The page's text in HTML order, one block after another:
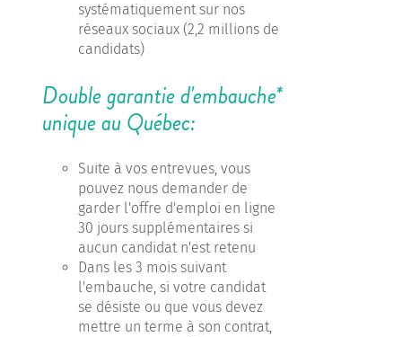
systématiquement sur nos
réseaux sociaux (2,2 millions de
candidats)
Double garantie d'embauche*
unique au Québec:
Suite à vos entrevues, vous
pouvez nous demander de
garder l'offre d'emploi en ligne
30 jours supplémentaires si
aucun candidat n'est retenu
Dans les 3 mois suivant
l'embauche, si votre candidat
se désiste ou que vous devez
mettre un terme à son contrat,